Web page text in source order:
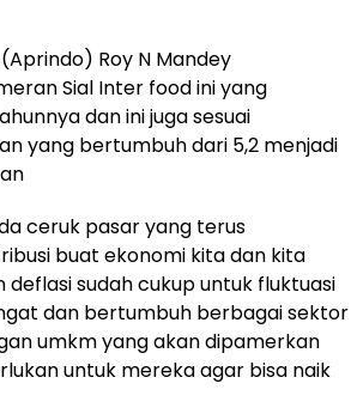
Roy N Mandey
Sial Inter food ini yang
dan ini juga sesuai
yang bertumbuh dari 5,2 menjadi
ceruk pasar yang terus
buat ekonomi kita dan kita
sudah cukup untuk fluktuasi
dan bertumbuh berbagai sektor
umkm yang akan dipamerkan
untuk mereka agar bisa naik